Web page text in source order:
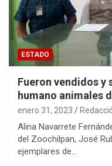
ESTADO
Fueron vendidos y
humano animales
enero 31, 2023
Alina Navarrete
del Zoochilpan, José
ejemplares de…